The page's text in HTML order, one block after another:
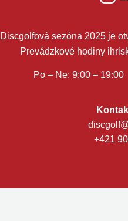
Discgolfová sezóna 2025 je
Prevádzkové hodiny
Po – Ne: 9:00 – 19:00
+421